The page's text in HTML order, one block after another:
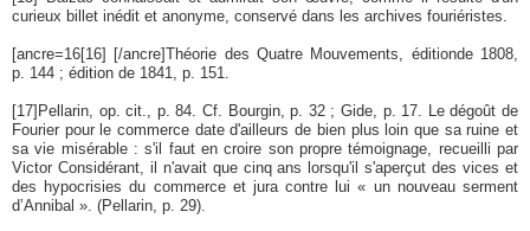
curieux billet inédit et anonyme, conservé dans les archives fouriéristes.
[ancre=16[16] [/ancre]Théorie des Quatre Mouvements, éditionde 1808,
p. 144 ; édition de 1841, p. 151.
[17] Pellarin, op. cit., p. 84. Cf. Bourgin, p. 32 ; Gide, p. 17. Le dégoût de
Fourier pour le commerce date d'ailleurs de bien plus loin que sa ruine et
sa vie misérable : s'il faut en croire son propre témoignage, recueilli par
Victor Considérant, il n'avait que cinq ans lorsqu'il s'aperçut des vices et
des hypocrisies du commerce et jura contre lui « un nouveau serment
d’Annibal ». (Pellarin, p. 29).